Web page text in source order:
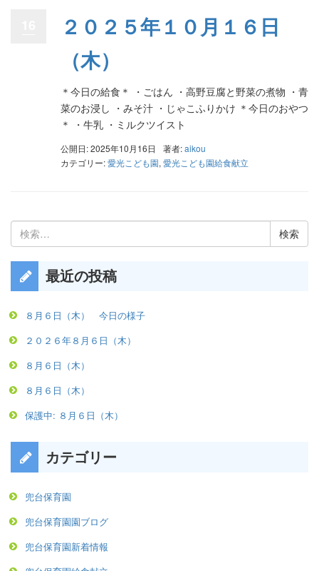
２０２５年１０月１６日
（木）
＊今日の給食＊ ・ごはん ・高野豆腐と野菜の煮物 ・青
菜のお浸し ・みそ汁 ・じゃこふりかけ ＊今日のおやつ
＊ ・牛乳 ・ミルクツイスト
公開日: 2025年10月16日 著者:aikou
カテゴリー:愛光こども園, 愛光こども園給食献立
検
索:
最近の投稿
８月６日（木） 今日の様子
２０２６年８月６日（木）
８月６日（木）
８月６日（木）
保護中: ８月６日（木）
カテゴリー
兜台保育園
兜台保育園園ブログ
兜台保育園新着情報